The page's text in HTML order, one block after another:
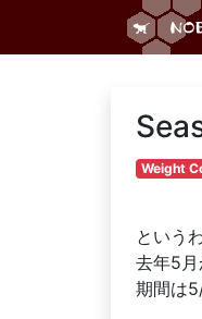
Weight
という
去年5月
期間は